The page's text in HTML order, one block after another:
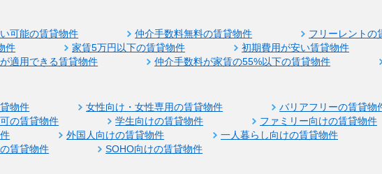
可能の賃貸物件 仲介手数料無料の賃貸物件
フリーレントの
件
家賃5万円以下の賃貸物件 初期費用が安い賃貸物件
適用できる賃貸物件
仲介手数料が家賃の55%以下の賃貸物件
物件 女性向け・女性専用の賃貸物件
バリアフリーの賃貸物
の賃貸物件
学生向けの賃貸物件 ファミリー向けの賃貸物件
外国人向けの賃貸物件
一人暮らし向けの賃貸物件
賃貸物件
SOHO向けの賃貸物件